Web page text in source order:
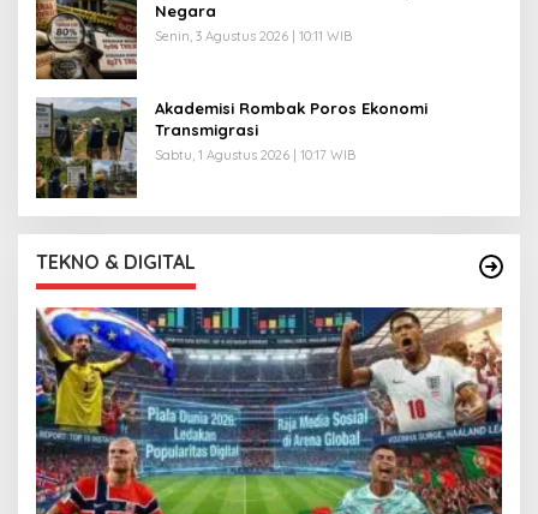
Negara
Senin, 3 Agustus 2026 | 10:11 WIB
Akademisi Rombak Poros Ekonomi
Transmigrasi
Sabtu, 1 Agustus 2026 | 10:17 WIB
TEKNO & DIGITAL